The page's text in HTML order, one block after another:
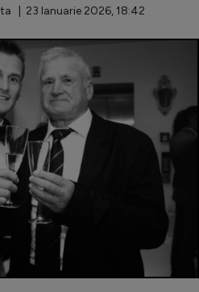
League
League
| 23 Ianuarie 2026, 18:42